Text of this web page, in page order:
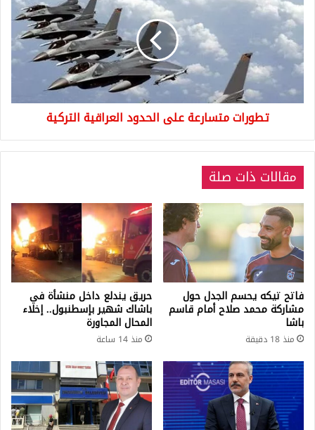
على
الحدود
العراقية
التركية
تطورات متسارعة على الحدود العراقية التركية
مقالات ذات صلة
فاتح تيكه يحسم الجدل حول
مشاركة محمد صلاح أمام قاسم
باشا
منذ 18 دقيقة
حريق يندلع داخل منشأة في
باشاك شهير بإسطنبول.. إخلاء
المحال المجاورة
منذ 14 ساعة